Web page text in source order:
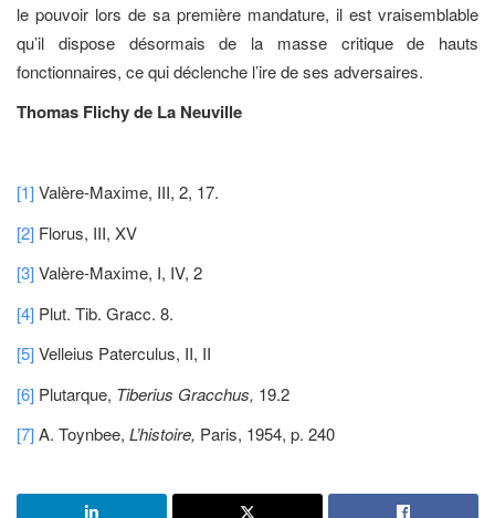
le pouvoir lors de sa première mandature, il est vraisemblable
qu’il dispose désormais de la masse critique de hauts
fonctionnaires, ce qui déclenche l’ire de ses adversaires.
Thomas Flichy de La Neuville
[1]Valère-Maxime, III, 2, 17.
[2] Florus, III, XV
[3]Valère-Maxime, I, IV, 2
[4] Plut. Tib. Gracc. 8.
[5]Velleius Paterculus, II, II
[6] Plutarque, Tiberius Gracchus, 19.2
[7]A. Toynbee, L’histoire, Paris, 1954, p. 240